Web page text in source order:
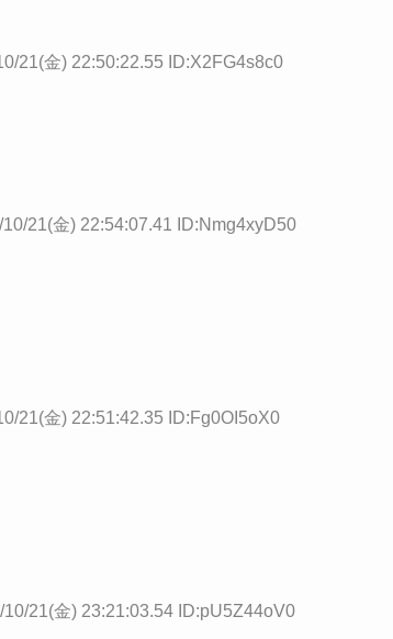
21(金) 22:50:22.55 ID:X2FG4s8c0
10/21(金) 22:54:07.41 ID:Nmg4xyD50
21(金) 22:51:42.35 ID:Fg0OI5oX0
10/21(金) 23:21:03.54 ID:pU5Z44oV0